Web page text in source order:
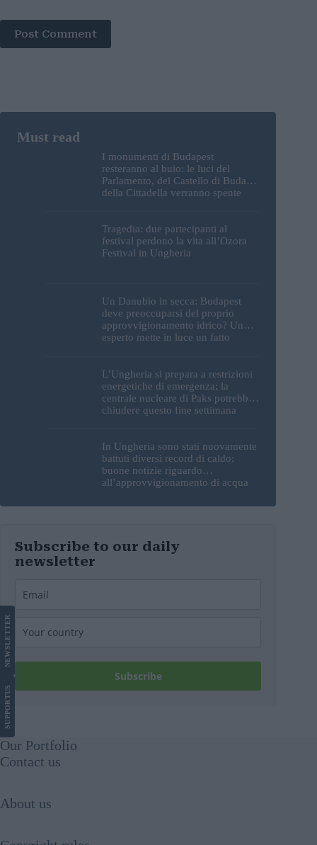
Post Comment
I monumenti di Budapest
resteranno al buio: le luci del
Parlamento, del Castello di Buda e
della Cittadella verranno spente
Tragedia: due partecipanti al
festival perdono la vita all’Ozora
Festival in Ungheria
Un Danubio in secca: Budapest
deve preoccuparsi del proprio
approvvigionamento idrico? Un
esperto mette in luce un fatto
L’Ungheria si prepara a restrizioni
energetiche di emergenza; la
centrale nucleare di Paks potrebbe
chiudere questo fine settimana
In Ungheria sono stati nuovamente
battuti diversi record di caldo;
buone notizie riguardo
all’approvvigionamento di acqua
Subscribe to our daily
newsletter
Subscribe
SUPPORT
US
NEWS
LETTER
Our Portfolio
Contact us
About us